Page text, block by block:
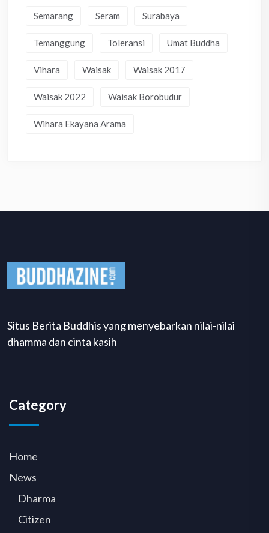
Semarang Seram Surabaya
Temanggung Toleransi Umat Buddha
Vihara Waisak Waisak 2017
Waisak 2022 Waisak Borobudur
Wihara Ekayana Arama
Situs Berita Buddhis yang menyebarkan nilai-nilai
dhamma dan cinta kasih
Category
Home
News
Dharma
Citizen